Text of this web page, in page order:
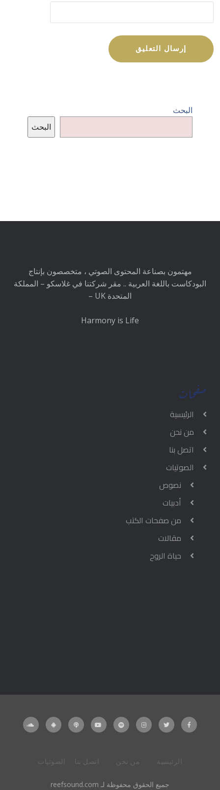
البحث
البحث
مهتمون بصناعة المحتوى الصوتي ، متخصصون بإنتاج
البودكاست باللغة العربية .. مقر شركتنا في غلاسكو – المملكة
المتحدة UK –
Harmony is Life
صفحات
الرئيسية
من نحن
اتصل بنا
الصوتيات
نصوص
أدبيات
من صفحات الكتب
مقالات
حياة الروح
الرئيسية من نحن اتصل بنا الصوتيات
جميع الحقوق محفوظة لـ reefsound.com